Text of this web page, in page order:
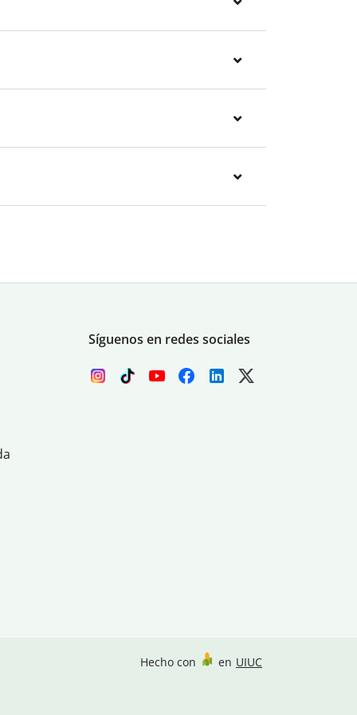
Síguenos en redes sociales
Hecho con en UIUC